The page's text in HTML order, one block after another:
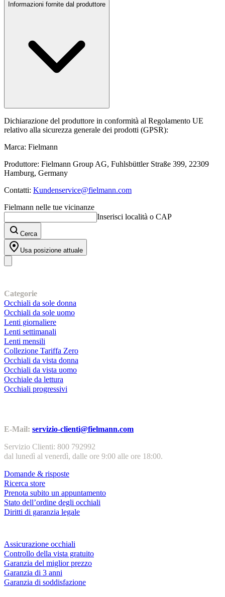
Informazioni fornite dal produttore
Dichiarazione del produttore in conformità al Regolamento UE
relativo alla sicurezza generale dei prodotti (GPSR):
Marca: Fielmann
Produttore: Fielmann Group AG, Fuhlsbüttler Straße 399, 22309
Hamburg, Germany
Contatti: Kundenservice@fielmann.com
Fielmann nelle tue vicinanze
Inserisci località o CAP
Cerca
Usa posizione attuale
Categorie
Occhiali da sole donna
Occhiali da sole uomo
Lenti giornaliere
Lenti settimanali
Lenti mensili
Collezione Tariffa Zero
Occhiali da vista donna
Occhiali da vista uomo
Occhiale da lettura
Occhiali progressivi
E-Mail: servizio-clienti@fielmann.com
Servizio Clienti: 800 792992
dal lunedì al venerdì, dalle ore 9:00 alle ore 18:00.
Domande & risposte
Ricerca store
Prenota subito un appuntamento
Stato dell’ordine degli occhiali
Diritti di garanzia legale
Assicurazione occhiali
Controllo della vista gratuito
Garanzia del miglior prezzo
Garanzia di 3 anni
Garanzia di soddisfazione